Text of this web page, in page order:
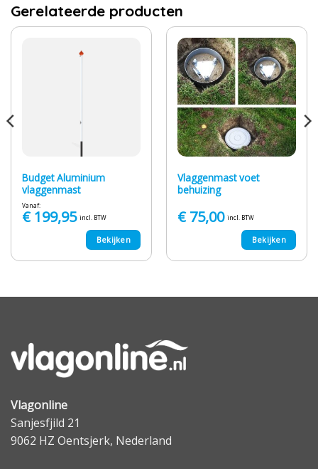
Gerelateerde producten
Budget Aluminium
vlaggenmast
Vanaf:
€199,95 incl. BTW
Bekijken
Vlaggenmast voet
behuizing
€75,00 incl. BTW
Bekijken
Vlagonline
Sanjesfjild 21
9062 HZ Oentsjerk, Nederland